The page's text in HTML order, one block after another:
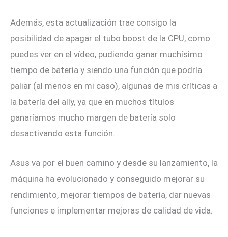
Además, esta actualización trae consigo la
posibilidad de apagar el tubo boost de la CPU, como
puedes ver en el vídeo, pudiendo ganar muchísimo
tiempo de batería y siendo una función que podría
paliar (al menos en mi caso), algunas de mis críticas a
la batería del ally, ya que en muchos títulos
ganaríamos mucho margen de batería solo
desactivando esta función.
Asus va por el buen camino y desde su lanzamiento, la
máquina ha evolucionado y conseguido mejorar su
rendimiento, mejorar tiempos de batería, dar nuevas
funciones e implementar mejoras de calidad de vida.